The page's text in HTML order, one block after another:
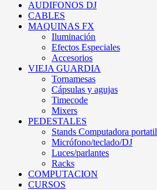
AUDIFONOS DJ
CABLES
MAQUINAS FX
Iluminación
Efectos Especiales
Accesorios
VIEJA GUARDIA
Tornamesas
Cápsulas y agujas
Timecode
Mixers
PEDESTALES
Stands Computadora portatil
Micrófono/teclado/DJ
Luces/parlantes
Racks
COMPUTACION
CURSOS